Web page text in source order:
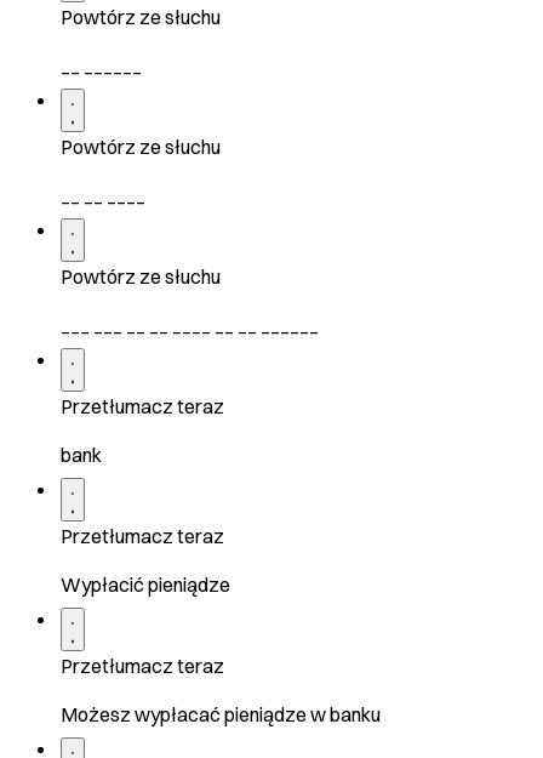
Powtórz ze słuchu
Powtórz ze słuchu
Powtórz ze słuchu
Przetłumacz teraz
bank
Przetłumacz teraz
Wypłacić pieniądze
Przetłumacz teraz
Możesz wypłacać pieniądze w banku